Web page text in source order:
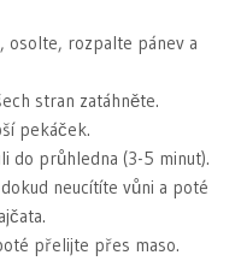
osolte, rozpalte pánev a
stran zatáhněte.
pekáček.
do průhledna (3-5 minut).
neucítíte vůni a poté
přelijte přes maso.